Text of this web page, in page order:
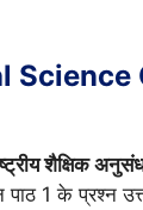
Science
शैक्षिक
पाठ 1 के प्रश्न